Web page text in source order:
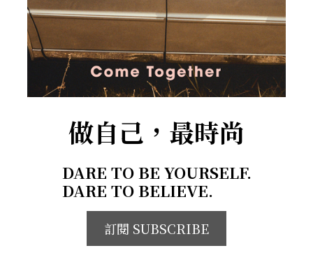
做自己，最時尚
DARE TO BE YOURSELF.
DARE TO BELIEVE.
訂閱 SUBSCRIBE